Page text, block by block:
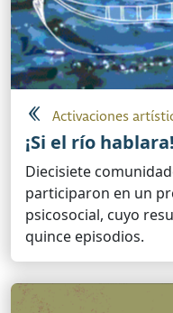
Activaciones
¡Si el río hablara!
Diecisiete
participaron en un
psicosocial, cuyo
quince episodios.